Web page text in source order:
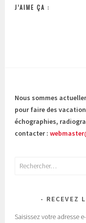
J’AIME ÇA :
Nous sommes
pour faire des
échographies,
contacter :
Rechercher :
RECEVEZ
Saisissez votre adresse